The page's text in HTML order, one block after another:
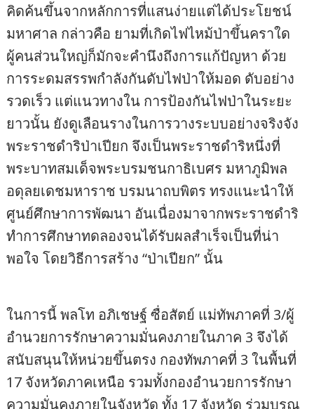
คิดค้นขึ้นจากหลักการที่แสนง่ายแต่ได้ประโยชน์
มหาศาล กล่าวคือ ยามที่เกิดไฟไหม้ป่าขึ้นคราใด
ผู้คนส่วนใหญ่ก็มักจะคํานึงถึงการแก้ปัญหา ด้วย
การระดมสรรพกําลังกันดับไฟป่าให้มอด ดับอย่าง
รวดเร็ว แต่แนวทางใน การป้องกันไฟป่าในระยะ
ยาวนั้น ยังดูเลือนรางในการวางระบบอย่างจริงจัง
พระราชดําริป่าเปียก จึงเป็นพระราชดําริหนึ่งที่
พระบาทสมเด็จพระบรมชนกาธิเบศร มหาภูมิพล
อดุลยเดชมหาราช บรมนาถบพิตร ทรงแนะนําให้
ศูนย์ศึกษาการพัฒนา อันเนื่องมาจากพระราชดําริ
ทําการศึกษาทดลองจนได้รับผลสําเร็จเป็นที่น่า
พอใจ โดยวิธีการสร้าง “ป่าเปียก” นั้น
ในการนี้ พลโท อภิเชษฐ์ ซื่อสัตย์ แม่ทัพภาคที่ 3/ผู้
อำนวยการรักษาความมั่นคงภายในภาค 3 จึงได้
สนับสนุนให้หน่วยขึ้นตรง กองทัพภาคที่ 3 ในพื้นที่
17 จังหวัดภาคเหนือ รวมทั้งกองอำนวยการรักษา
ความมั่นคงภายในจังหวัด ทั้ง 17 จังหวัด ร่วมบูรณ